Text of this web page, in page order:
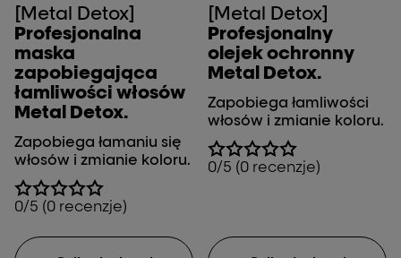
[Metal Detox]
Profesjonalna
maska
zapobiegająca
łamliwości włosów
Metal Detox.
Zapobiega łamaniu się
włosów i zmianie koloru.
0/5 (0 recenzje)
[Metal Detox]
Profesjonalny
olejek ochronny
Metal Detox.
Zapobiega łamliwości
włosów i zmianie koloru.
0/5 (0 recenzje)